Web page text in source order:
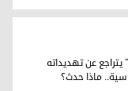
يتراجع عن تهديداته
ماذا حدث؟